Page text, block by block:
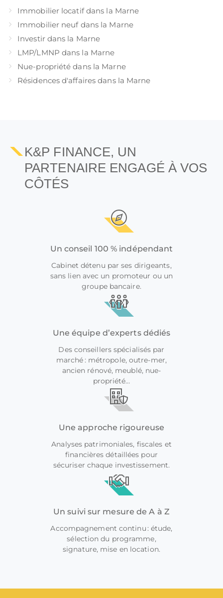
Immobilier locatif dans la Marne
Immobilier neuf dans la Marne
Investir dans la Marne
LMP/LMNP dans la Marne
Nue-propriété dans la Marne
Résidences d'affaires dans la Marne
K&P FINANCE, UN
PARTENAIRE ENGAGÉ À VOS
CÔTÉS
Un conseil 100 % indépendant
Cabinet détenu par ses dirigeants,
sans lien avec un promoteur ou un
groupe bancaire.
Une équipe d’experts dédiés
Des conseillers spécialisés par
marché : métropole, outre-mer,
ancien rénové, meublé, nue-
propriété…
Une approche rigoureuse
Analyses patrimoniales, fiscales et
financières détaillées pour
sécuriser chaque investissement.
Un suivi sur mesure de A à Z
Accompagnement continu : étude,
sélection du programme,
signature, mise en location.